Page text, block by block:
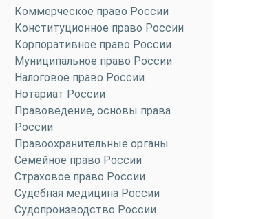
Коммерческое право России
Конституционное право России
Корпоративное право России
Муниципальное право России
Налоговое право России
Нотариат России
Правоведение, основы права
России
Правоохранительные органы
Семейное право России
Страховое право России
Судебная медицина России
Судопроизводство России